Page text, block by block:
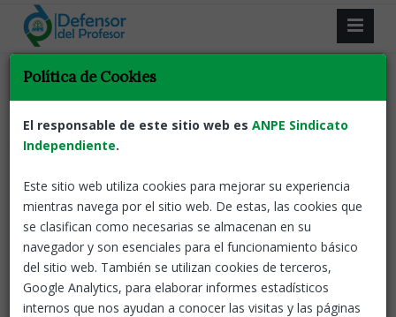
Resultado de la búsqueda.
Volver
escolar. Guía para las escuelas por el
MEFP
ANPE-El defensor del profesor 03 Feb, 2023
El MEFP publica esta guía para
ayudar a los centros educativos
en la mejora de la convivencia y
de los aprendizajes.
Política de Cookies
El responsable de este sitio web es ANPE Sindicato
Independiente.
Este sitio web utiliza cookies para mejorar su experiencia
mientras navega por el sitio web. De estas, las cookies que
se clasifican como necesarias se almacenan en su
navegador y son esenciales para el funcionamiento básico
del sitio web. También se utilizan cookies de terceros,
Google Analytics, para elaborar informes estadísticos
internos que nos ayudan a conocer las visitas y las páginas